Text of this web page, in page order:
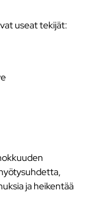
useat tekijät:
ja heikentää